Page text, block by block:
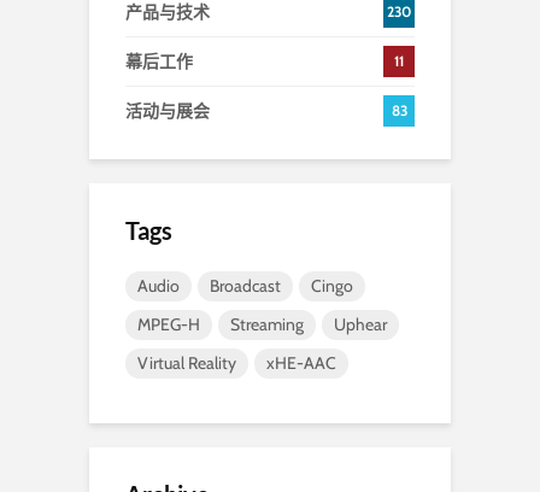
产品与技术 230
幕后工作 11
活动与展会 83
Tags
Audio Broadcast
Cingo
MPEG-H
Streaming
Uphear
Virtual Reality
xHE-AAC